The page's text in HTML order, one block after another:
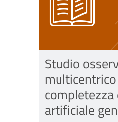
Studio
artificiale